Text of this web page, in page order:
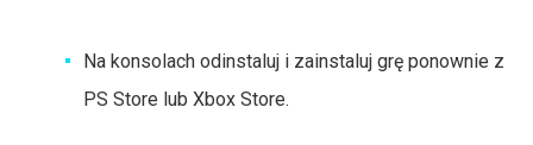
Na konsolach odinstaluj i zainstaluj grę ponownie z
PS Store lub Xbox Store.